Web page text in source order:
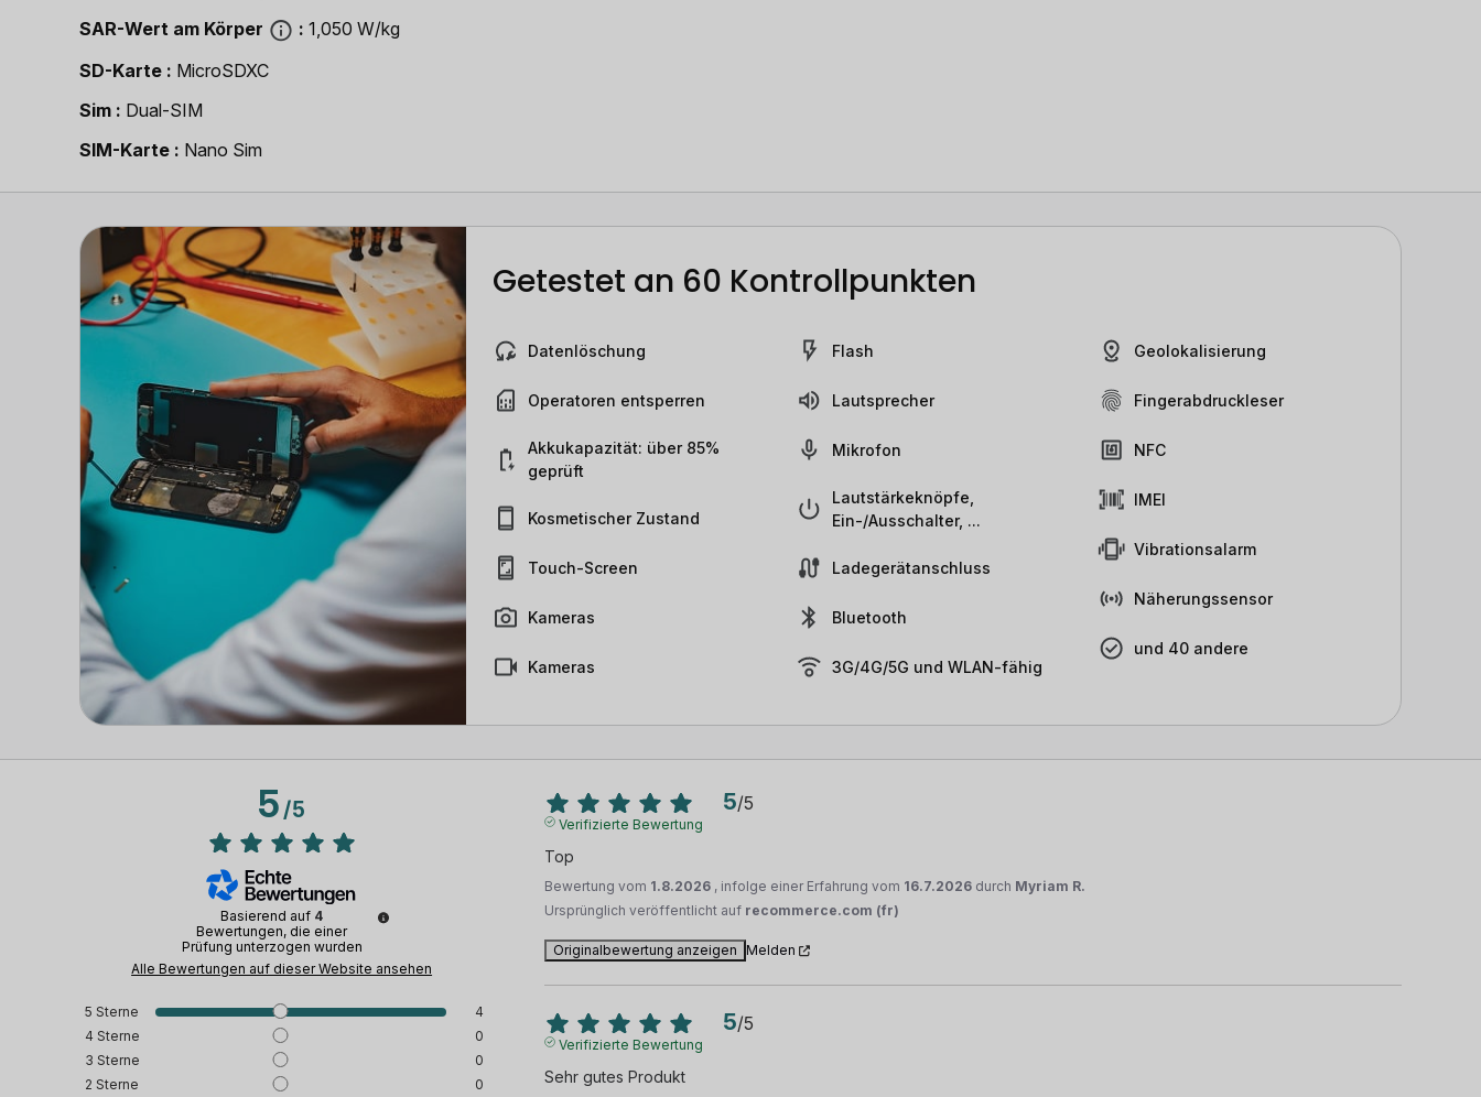
SAR-Wert am Körper
1,050 W/kg
SD-Karte
MicroSDXC
Sim
Dual-SIM
SIM-Karte
Nano Sim
Getestet an 60 Kontrollpunkten
Datenlöschung
Operatoren entsperren
Akkukapazität: über 85%
geprüft
Kosmetischer Zustand
Touch-Screen
Kameras
Kameras
Flash
Lautsprecher
Mikrofon
Lautstärkeknöpfe,
Ein-/Ausschalter, ...
Ladegerätanschluss
Bluetooth
3G/4G/5G und WLAN-fähig
Geolokalisierung
Fingerabdruckleser
NFC
IMEI
Vibrationsalarm
Näherungssensor
und 40 andere
5/5
Basierend auf 4
Bewertungen, die einer
Prüfung unterzogen wurden
Alle Bewertungen auf dieser Website ansehen
5 Sterne
4
4 Sterne
0
3 Sterne
0
2 Sterne
0
5/5
Verifizierte Bewertung
Top
Bewertung vom 1.8.2026 , infolge einer Erfahrung vom 16.7.2026 durch Myriam R.
Ursprünglich veröffentlicht auf recommerce.com (fr)
Originalbewertung anzeigen Melden
5/5
Verifizierte Bewertung
Sehr gutes Produkt